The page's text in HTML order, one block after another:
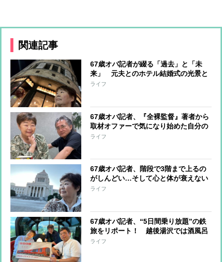
関連記事
67歳オバ記者が綴る「過去」と「未
来」 元夫とのホテル結婚式の光景と
メタバースが描く”新たな世界”
ライフ
67歳オバ記者、『全裸監督』著者から
取材オファーで気になり始めた自分の
ブルドッグ顔…あっという間に解消？
ライフ
67歳オバ記者、階段で3階まで上るの
がしんどい…そして心と体が衰えない
ために決めた「1日3つ、日記に書ける
ライフ
67歳オバ記者、“5日間乗り放題”の鉄
旅をリポート！ 越後湯沢では酒風呂
を満喫、新しくなった新潟駅ではノマ
ライフ